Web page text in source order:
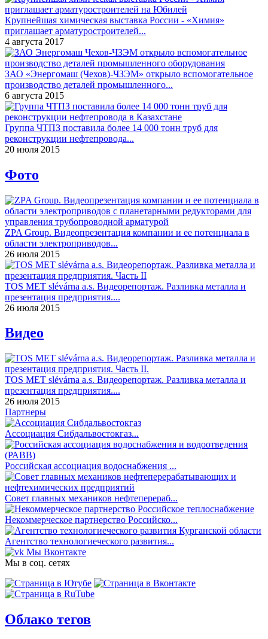
Крупнейшая химическая выставка России - «Химия»
приглашает арматуростроителей...
4 августа 2017
ЗАО «Энергомаш (Чехов)-ЧЗЭМ» открыло вспомогательное
производство деталей промышленного...
6 августа 2015
Группа ЧТПЗ поставила более 14 000 тонн труб для
реконструкции нефтепровода...
20 июля 2015
Фото
ZPA Group. Видеопрезентация компании и ее потенциала в
области электроприводов...
26 июля 2015
TOS MET slévárna a.s. Видеорепортаж. Разливка металла и
презентация предприятия....
26 июля 2015
Видео
TOS MET slévárna a.s. Видеорепортаж. Разливка металла и
презентация предприятия....
26 июля 2015
Партнеры
Ассоциация Сибдальвостокгаз...
Российская ассоциация водоснабжения ...
Совет главных механиков нефтеперераб...
Некоммерческое партнерство Российско...
Агентство технологиеческого развития...
Мы Вконтакте
Мы в соц. сетях
Облако тегов